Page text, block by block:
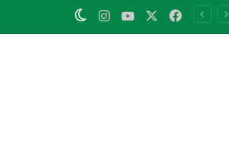
Facebook
YouTube
Instagram
Switch skin